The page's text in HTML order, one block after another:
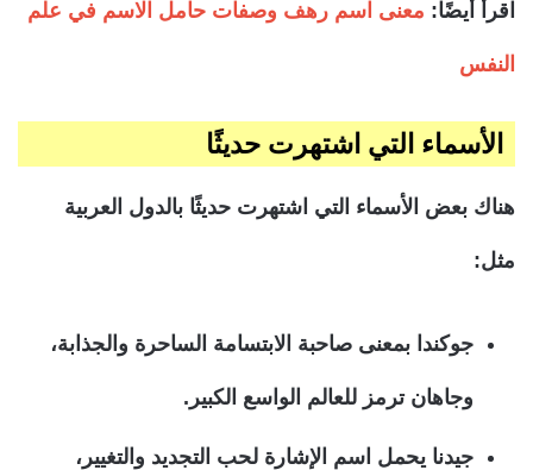
اقرأ أيضًا: معنى اسم رهف وصفات حامل الاسم في علم
النفس
الأسماء التي اشتهرت حديثًا
هناك بعض الأسماء التي اشتهرت حديثًا بالدول العربية
مثل:
جوكندا بمعنى صاحبة الابتسامة الساحرة والجذابة،
وجاهان ترمز للعالم الواسع الكبير.
جيدنا يحمل اسم الإشارة لحب التجديد والتغيير،